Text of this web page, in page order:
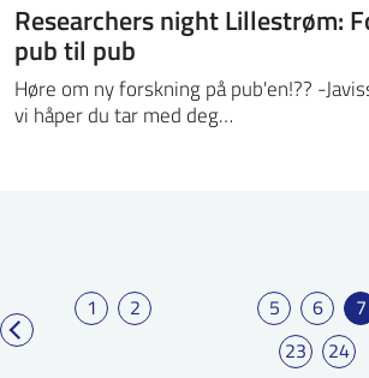
Researchers night Lillestrøm:
pub til pub
Høre om ny forskning på pub'en!?? -
vi håper du tar med deg…
1 2 5 6 7
23
24